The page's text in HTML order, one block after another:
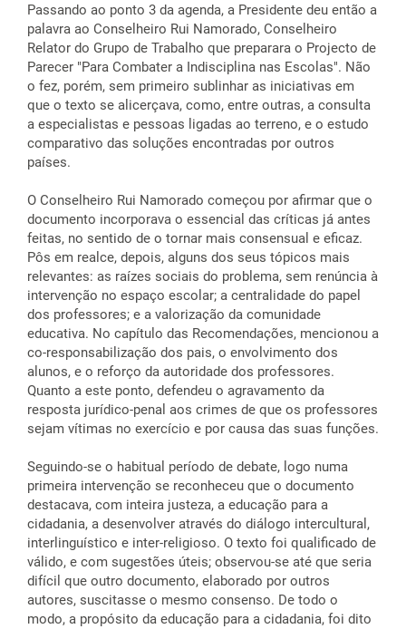
Passando ao ponto 3 da agenda, a Presidente deu então a
palavra ao Conselheiro Rui Namorado, Conselheiro
Relator do Grupo de Trabalho que preparara o Projecto de
Parecer "Para Combater a Indisciplina nas Escolas". Não
o fez, porém, sem primeiro sublinhar as iniciativas em
que o texto se alicerçava, como, entre outras, a consulta
a especialistas e pessoas ligadas ao terreno, e o estudo
comparativo das soluções encontradas por outros
países.
O Conselheiro Rui Namorado começou por afirmar que o
documento incorporava o essencial das críticas já antes
feitas, no sentido de o tornar mais consensual e eficaz.
Pôs em realce, depois, alguns dos seus tópicos mais
relevantes: as raízes sociais do problema, sem renúncia à
intervenção no espaço escolar; a centralidade do papel
dos professores; e a valorização da comunidade
educativa. No capítulo das Recomendações, mencionou a
co-responsabilização dos pais, o envolvimento dos
alunos, e o reforço da autoridade dos professores.
Quanto a este ponto, defendeu o agravamento da
resposta jurídico-penal aos crimes de que os professores
sejam vítimas no exercício e por causa das suas funções.
Seguindo-se o habitual período de debate, logo numa
primeira intervenção se reconheceu que o documento
destacava, com inteira justeza, a educação para a
cidadania, a desenvolver através do diálogo intercultural,
interlinguístico e inter-religioso. O texto foi qualificado de
válido, e com sugestões úteis; observou-se até que seria
difícil que outro documento, elaborado por outros
autores, suscitasse o mesmo consenso. De todo o
modo, a propósito da educação para a cidadania, foi dito